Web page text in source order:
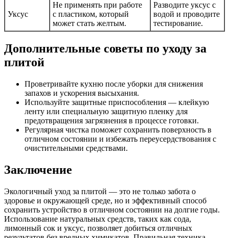
Уксус
Не применять при работе
с пластиком, который
может стать желтым.
Разводите уксус с
водой и проводите
тестирование.
Дополнительные советы по уходу за
плитой
Проветривайте кухню после уборки для снижения
запахов и ускорения высыхания.
Используйте защитные приспособления — клейкую
ленту или специальную защитную пленку для
предотвращения загрязнения в процессе готовки.
Регулярная чистка поможет сохранить поверхность в
отличном состоянии и избежать переусердствования с
очистительными средствами.
Заключение
Экологичный уход за плитой — это не только забота о
здоровье и окружающей среде, но и эффективный способ
сохранить устройство в отличном состоянии на долгие годы.
Использование натуральных средств, таких как сода,
лимонный сок и уксус, позволяет добиться отличных